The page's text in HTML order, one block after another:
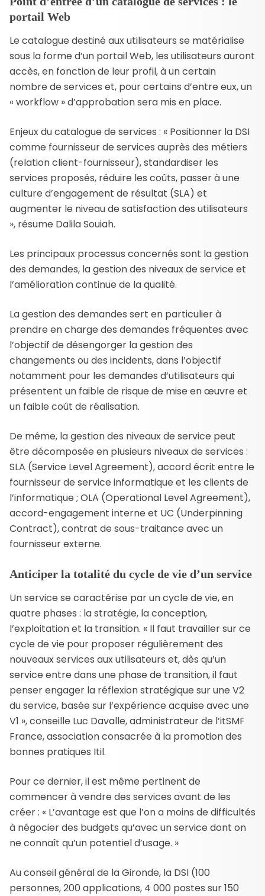
portail Web
Le catalogue destiné aux utilisateurs se matérialise
sous la forme d’un portail Web, les utilisateurs auront
accès, en fonction de leur profil, à un certain
nombre de services et, pour certains d’entre eux, un
« workflow » d’approbation sera mis en place.
Enjeux du catalogue de services : « Positionner la DSI
comme fournisseur de services auprès des métiers
(relation client-fournisseur), standardiser les
services proposés, réduire les coûts, passer à une
culture d’engagement de résultat (SLA) et
augmenter le niveau de satisfaction des utilisateurs
», résume Dalila Souiah.
Les principaux processus concernés sont la gestion
des demandes, la gestion des niveaux de service et
l’amélioration continue de la qualité.
La gestion des demandes sert en particulier à
prendre en charge des demandes fréquentes avec
l’objectif de désengorger la gestion des
changements ou des incidents, dans l’objectif
notamment pour les demandes d’utilisateurs qui
présentent un faible de risque de mise en œuvre et
un faible coût de réalisation.
De même, la gestion des niveaux de service peut
être décomposée en plusieurs niveaux de services :
SLA (Service Level Agreement), accord écrit entre le
fournisseur de service informatique et les clients de
l’informatique ; OLA (Operational Level Agreement),
accord-engagement interne et UC (Underpinning
Contract), contrat de sous-traitance avec un
fournisseur externe.
Anticiper la totalité du cycle de vie d’un service
Un service se caractérise par un cycle de vie, en
quatre phases : la stratégie, la conception,
l’exploitation et la transition. « Il faut travailler sur ce
cycle de vie pour proposer régulièrement des
nouveaux services aux utilisateurs et, dès qu’un
service entre dans une phase de transition, il faut
penser engager la réflexion stratégique sur une V2
du service, basée sur l’expérience acquise avec une
V1 », conseille Luc Davalle, administrateur de l’itSMF
France, association consacrée à la promotion des
bonnes pratiques Itil.
Pour ce dernier, il est même pertinent de
commencer à vendre des services avant de les
créer : « L’avantage est que l’on a moins de difficultés
à négocier des budgets qu’avec un service dont on
ne connaît qu’un potentiel d’usage. »
Au conseil général de la Gironde, la DSI (100
personnes, 200 applications, 4 000 postes sur 150